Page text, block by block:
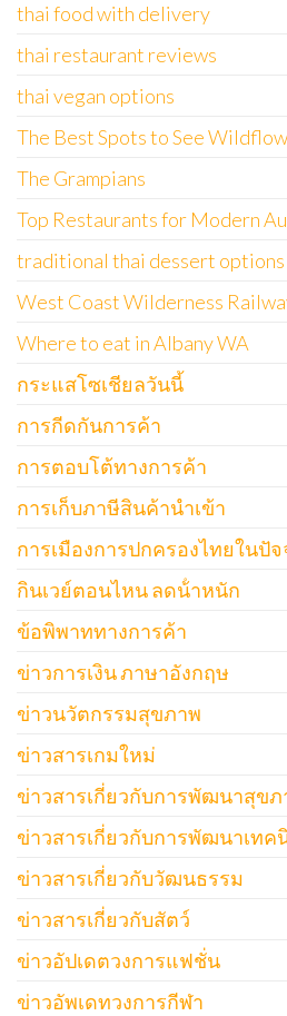
thai food with delivery
thai restaurant reviews
thai vegan options
The Best Spots to See
The Grampians
Top Restaurants for Modern
traditional thai dessert options
West Coast Wilderness
Where to eat in Albany WA
กระแสโซเชียลวันนี้
การกีดกันการค้า
การตอบโต้ทางการค้า
การเก็บภาษีสินค้านำเข้า
การเมืองการปกครองไทยในปั
กินเวย์ตอนไหน ลดน้ําหนัก
ข้อพิพาททางการค้า
ข่าวการเงิน ภาษาอังกฤษ
ข่าวนวัตกรรมสุขภาพ
ข่าวสารเกมใหม่
ข่าวสารเกี่ยวกับการพัฒนาสุขภ
ข่าวสารเกี่ยวกับการพัฒนาเทค
ข่าวสารเกี่ยวกับวัฒนธรรม
ข่าวสารเกี่ยวกับสัตว์
ข่าวอัปเดตวงการแฟชั่น
ข่าวอัพเดทวงการกีฬา